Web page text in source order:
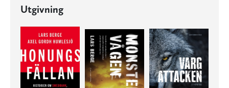
Utgivning